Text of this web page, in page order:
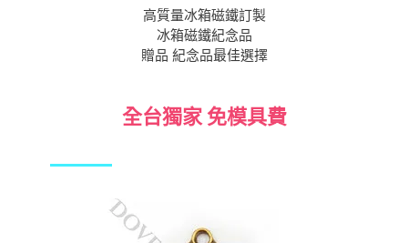
高質量冰箱磁鐵訂製
冰箱磁鐵紀念品
贈品 紀念品最佳選擇
全台獨家 免模具費